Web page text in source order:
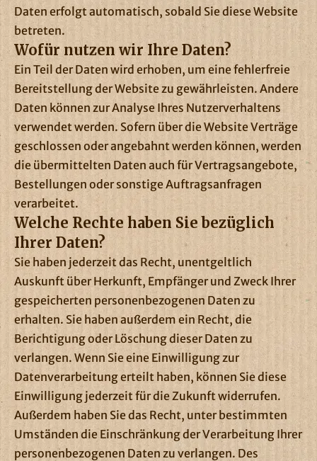
Daten erfolgt automatisch, sobald Sie diese Website
betreten.
Wofür nutzen wir Ihre Daten?
Ein Teil der Daten wird erhoben, um eine fehlerfreie
Bereitstellung der Website zu gewährleisten. Andere
Daten können zur Analyse Ihres Nutzerverhaltens
verwendet werden. Sofern über die Website Verträge
geschlossen oder angebahnt werden können, werden
die übermittelten Daten auch für Vertragsangebote,
Bestellungen oder sonstige Auftragsanfragen
verarbeitet.
Welche Rechte haben Sie bezüglich
Ihrer Daten?
Sie haben jederzeit das Recht, unentgeltlich
Auskunft über Herkunft, Empfänger und Zweck Ihrer
gespeicherten personenbezogenen Daten zu
erhalten. Sie haben außerdem ein Recht, die
Berichtigung oder Löschung dieser Daten zu
verlangen. Wenn Sie eine Einwilligung zur
Datenverarbeitung erteilt haben, können Sie diese
Einwilligung jederzeit für die Zukunft widerrufen.
Außerdem haben Sie das Recht, unter bestimmten
Umständen die Einschränkung der Verarbeitung Ihrer
personenbezogenen Daten zu verlangen. Des